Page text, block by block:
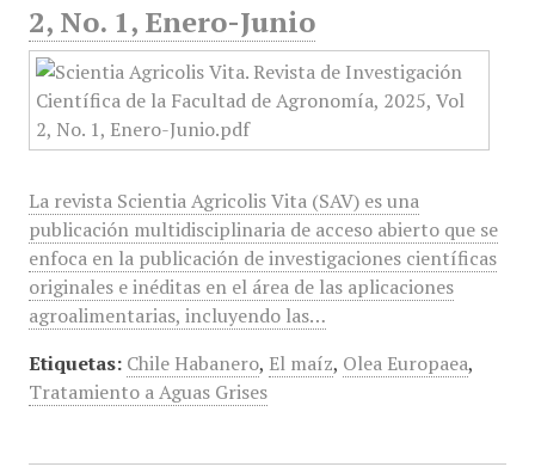
2, No. 1, Enero-Junio
La revista Scientia Agricolis Vita (SAV) es una
publicación multidisciplinaria de acceso abierto que se
enfoca en la publicación de investigaciones científicas
originales e inéditas en el área de las aplicaciones
agroalimentarias, incluyendo las…
Etiquetas: Chile Habanero, El maíz, Olea Europaea,
Tratamiento a Aguas Grises